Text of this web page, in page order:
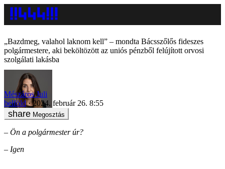
„Bazdmeg, valahol laknom kell” – mondta Bácsszőlős fideszes
polgármestere, aki beköltözött az uniós pénzből felújított orvosi
szolgálati lakásba
Mészáros Juli
belföld
2024. február 26. 8:55
Megosztás
– Ön a polgármester úr?
– Igen